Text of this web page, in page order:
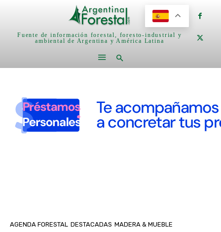
Fuente de información forestal, foresto-industrial y
ambiental de Argentina y América Latina
AGENDA FORESTAL DESTACADAS MADERA & MUEBLE